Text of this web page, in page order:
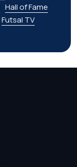
Hall of Fame
Futsal TV